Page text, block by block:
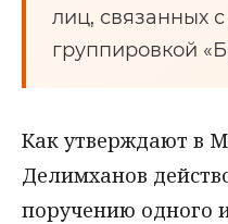
лиц, связанных
группировкой
Как утверждают в
Делимханов
поручению одного